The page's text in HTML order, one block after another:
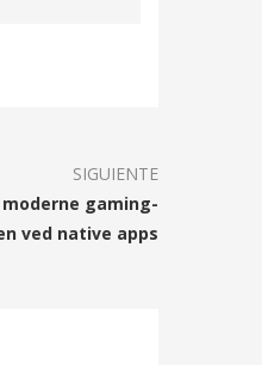
SIGUIENTE
gaming-
ved native apps